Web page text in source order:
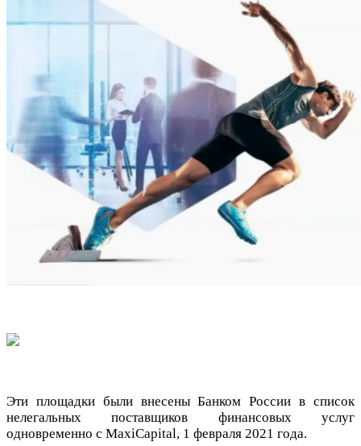
Эти площадки были внесены Банком России в список
нелегальных поставщиков финансовых услуг
одновременно с MaxiCapital, 1 февраля 2021 года.